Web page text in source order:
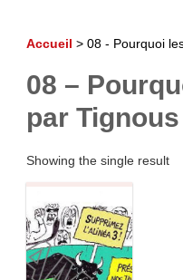
Accueil > 08 - Pourquoi
08 –
par Tignous
Showing the single result